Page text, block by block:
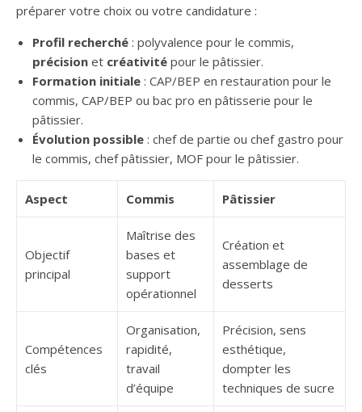
préparer votre choix ou votre candidature :
Profil recherché : polyvalence pour le commis,
précision et créativité pour le pâtissier.
Formation initiale : CAP/BEP en restauration pour le
commis, CAP/BEP ou bac pro en pâtisserie pour le
pâtissier.
Évolution possible : chef de partie ou chef gastro pour
le commis, chef pâtissier, MOF pour le pâtissier.
Aspect Commis Pâtissier
Objectif
principal
Maîtrise des
bases et
support
opérationnel
Création et
assemblage de
desserts
Compétences
clés
Organisation,
rapidité,
travail
d’équipe
Précision, sens
esthétique,
dompter les
techniques de sucre